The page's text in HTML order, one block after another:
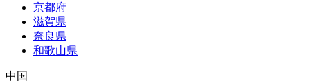
京都府
滋賀県
奈良県
和歌山県
中国